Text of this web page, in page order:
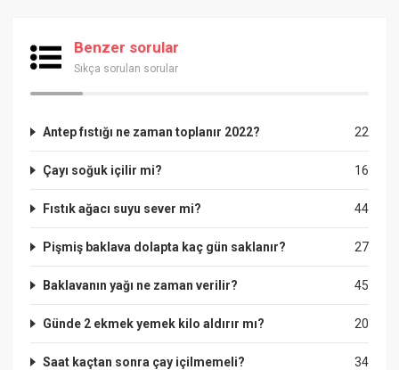
Benzer sorular
Sıkça sorulan sorular
22
Antep fıstığı ne zaman toplanır 2022?
16
Çayı soğuk içilir mi?
44
Fıstık ağacı suyu sever mi?
27
Pişmiş baklava dolapta kaç gün saklanır?
45
Baklavanın yağı ne zaman verilir?
20
Günde 2 ekmek yemek kilo aldırır mı?
34
Saat kaçtan sonra çay içilmemeli?